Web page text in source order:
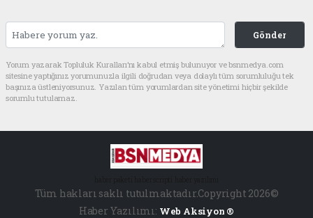
Gönder
Yorum yazarak Topluluk Kuralları’nı kabul etmiş bulunuyor ve bsnmedya.com
sitesine yaptığınız yorumunuzla ilgili doğrudan veya dolaylı tüm sorumluluğu tek
başınıza üstleniyorsunuz. Yazılan tüm yorumlardan site yönetimi hiçbir şekilde
sorumlu tutulamaz.
Tüm hakları saklı tutulmaktadır.Copyright 2026©
Haber Yazılımı: Web Aksiyon ®